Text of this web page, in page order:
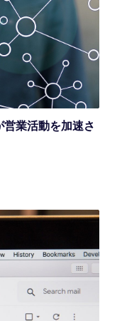
業活動を加速さ